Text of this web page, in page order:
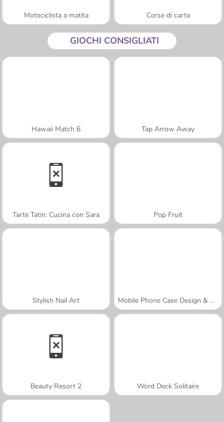
Motociclista a matita Corse di carta
GIOCHI CONSIGLIATI
Hawaii Match 6 Tap Arrow Away
Tarte Tatin: Cucina con Sara Pop Fruit
Stylish Nail Art Mobile Phone Case Design & DIY
Beauty Resort 2 Word Deck Solitaire